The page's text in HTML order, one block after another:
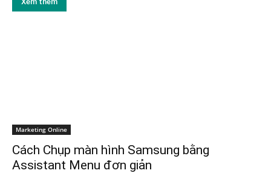
Marketing Online
Cách Chụp màn hình Samsung bằng
Assistant Menu đơn giản